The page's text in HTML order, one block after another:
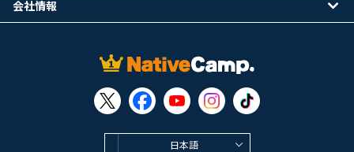
日本語
会社情報